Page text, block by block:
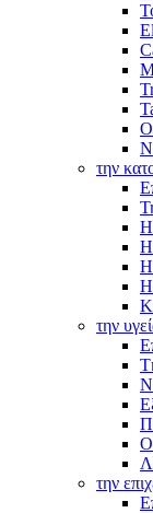
την
την
την